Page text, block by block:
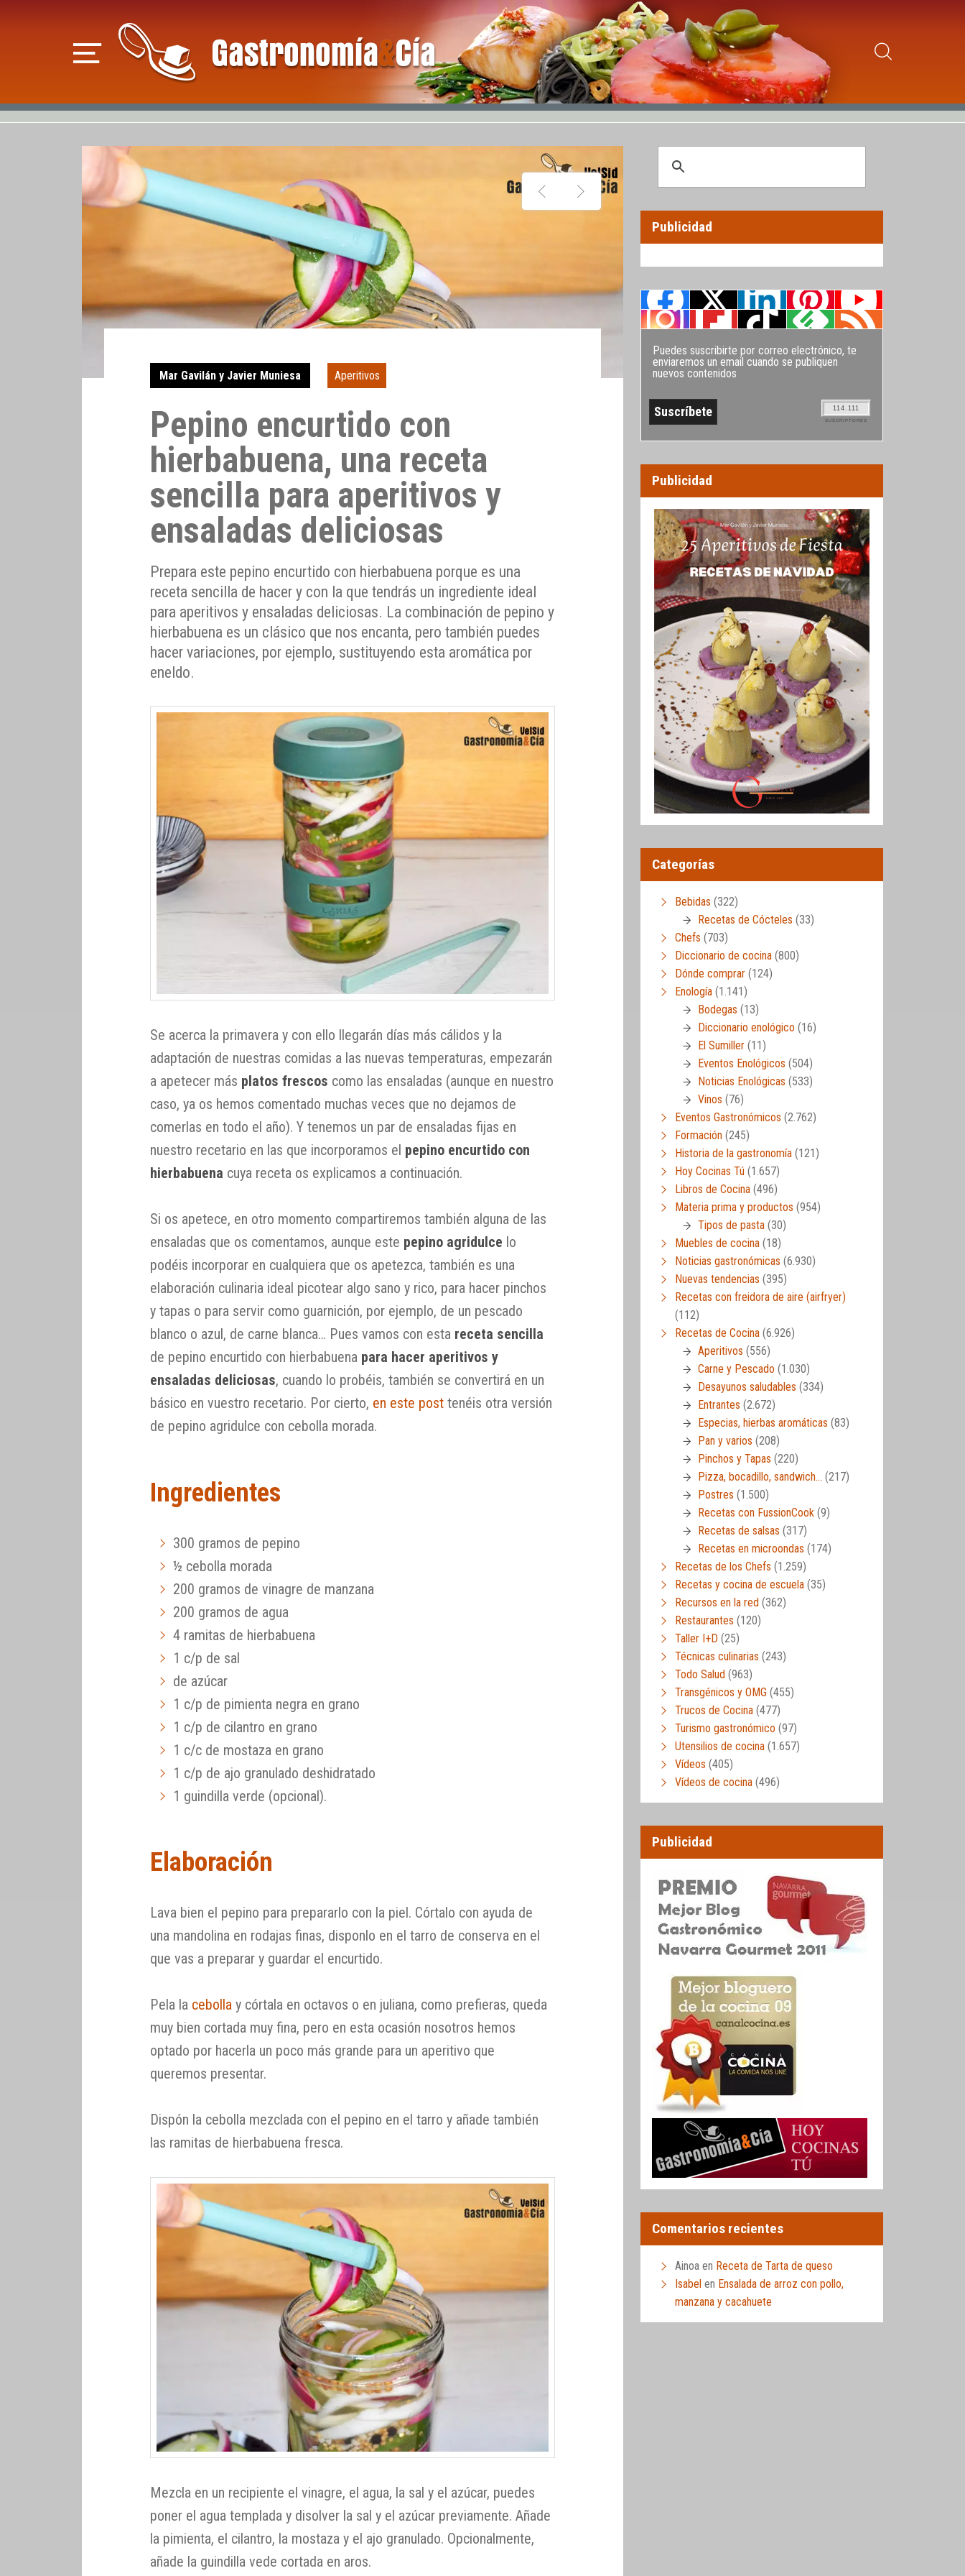
Mar Gavilán y Javier Muniesa Aperitivos
Pepino encurtido con
hierbabuena, una receta
sencilla para aperitivos y
ensaladas deliciosas
Prepara este pepino encurtido con hierbabuena porque es una
receta sencilla de hacer y con la que tendrás un ingrediente ideal
para aperitivos y ensaladas deliciosas. La combinación de pepino y
hierbabuena es un clásico que nos encanta, pero también puedes
hacer variaciones, por ejemplo, sustituyendo esta aromática por
eneldo.
Se acerca la primavera y con ello llegarán días más cálidos y la
adaptación de nuestras comidas a las nuevas temperaturas, empezarán
a apetecer más platos frescos como las ensaladas (aunque en nuestro
caso, ya os hemos comentado muchas veces que no dejamos de
comerlas en todo el año). Y tenemos un par de ensaladas fijas en
nuestro recetario en las que incorporamos el pepino encurtido con
hierbabuena cuya receta os explicamos a continuación.
Si os apetece, en otro momento compartiremos también alguna de las
ensaladas que os comentamos, aunque este pepino agridulce lo
podéis incorporar en cualquiera que os apetezca, también es una
elaboración culinaria ideal picotear algo sano y rico, para hacer pinchos
y tapas o para servir como guarnición, por ejemplo, de un pescado
blanco o azul, de carne blanca… Pues vamos con esta receta sencilla
de pepino encurtido con hierbabuena para hacer aperitivos y
ensaladas deliciosas, cuando lo probéis, también se convertirá en un
básico en vuestro recetario. Por cierto, en este post tenéis otra versión
de pepino agridulce con cebolla morada.
Ingredientes
300 gramos de pepino
½ cebolla morada
200 gramos de vinagre de manzana
200 gramos de agua
4 ramitas de hierbabuena
1 c/p de sal
de azúcar
1 c/p de pimienta negra en grano
1 c/p de cilantro en grano
1 c/c de mostaza en grano
1 c/p de ajo granulado deshidratado
1 guindilla verde (opcional).
Elaboración
Lava bien el pepino para prepararlo con la piel. Córtalo con ayuda de
una mandolina en rodajas finas, disponlo en el tarro de conserva en el
que vas a preparar y guardar el encurtido.
Pela la cebolla y córtala en octavos o en juliana, como prefieras, queda
muy bien cortada muy fina, pero en esta ocasión nosotros hemos
optado por hacerla un poco más grande para un aperitivo que
queremos presentar.
Dispón la cebolla mezclada con el pepino en el tarro y añade también
las ramitas de hierbabuena fresca.
Mezcla en un recipiente el vinagre, el agua, la sal y el azúcar, puedes
poner el agua templada y disolver la sal y el azúcar previamente. Añade
la pimienta, el cilantro, la mostaza y el ajo granulado. Opcionalmente,
añade la guindilla vede cortada en aros.
Publicidad
Puedes suscribirte por correo electrónico, te
enviaremos un email cuando se publiquen
nuevos contenidos
114.111
SUSCRIPTORES
Publicidad
Categorías
Bebidas (322)
Recetas de Cócteles (33)
Chefs (703)
Diccionario de cocina (800)
Dónde comprar (124)
Enología (1.141)
Bodegas (13)
Diccionario enológico (16)
El Sumiller (11)
Eventos Enológicos (504)
Noticias Enológicas (533)
Vinos (76)
Eventos Gastronómicos (2.762)
Formación (245)
Historia de la gastronomía (121)
Hoy Cocinas Tú (1.657)
Libros de Cocina (496)
Materia prima y productos (954)
Tipos de pasta (30)
Muebles de cocina (18)
Noticias gastronómicas (6.930)
Nuevas tendencias (395)
Recetas con freidora de aire (airfryer)
(112)
Recetas de Cocina (6.926)
Aperitivos (556)
Carne y Pescado (1.030)
Desayunos saludables (334)
Entrantes (2.672)
Especias, hierbas aromáticas (83)
Pan y varios (208)
Pinchos y Tapas (220)
Pizza, bocadillo, sandwich… (217)
Postres (1.500)
Recetas con FussionCook (9)
Recetas de salsas (317)
Recetas en microondas (174)
Recetas de los Chefs (1.259)
Recetas y cocina de escuela (35)
Recursos en la red (362)
Restaurantes (120)
Taller I+D (25)
Técnicas culinarias (243)
Todo Salud (963)
Transgénicos y OMG (455)
Trucos de Cocina (477)
Turismo gastronómico (97)
Utensilios de cocina (1.657)
Vídeos (405)
Vídeos de cocina (496)
Publicidad
Comentarios recientes
Ainoa en Receta de Tarta de queso
Isabel en Ensalada de arroz con pollo,
manzana y cacahuete